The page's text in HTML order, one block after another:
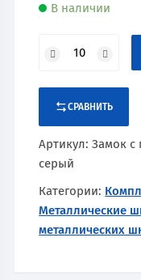
В наличии
СРАВНИТЬ
Артикул:Замок с
серый
Категории:
Металлические
металлических